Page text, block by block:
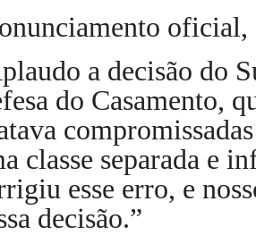
oficial,
a decisão do
do Casamento,
classe separada e
esse erro, e
decisão.”